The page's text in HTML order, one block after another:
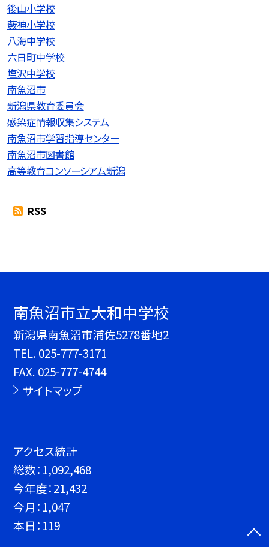
後山小学校
薮神小学校
八海中学校
六日町中学校
塩沢中学校
南魚沼市
新潟県教育委員会
感染症情報収集システム
南魚沼市学習指導センター
南魚沼市図書館
高等教育コンソーシアム新潟
RSS
南魚沼市立大和中学校
新潟県南魚沼市浦佐5278番地2
TEL. 025-777-3171
FAX. 025-777-4744
サイトマップ
アクセス統計
総数： 1,092,468
今年度：21,432
今月： 1,047
本日： 119